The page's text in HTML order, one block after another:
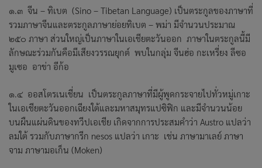
๑.๓ จีน – ทิเบต (Sino – Tibetan Language) เป็นตระกูลของภาษาที่
รวมภาษาจีนและตระกูลภาษาย่อยทิเบต – พม่า มีจำนวนประมาณ
๒๕๐ ภาษา ส่วนใหญ่เป็นภาษาในเอเชียตะวันออก ภาษาในตระกูลนี้มี
ลักษณะร่วมกันคือมีเสียงวรรณยุกต์ พบในกลุ่ม จีนฮ่อ กะเหรี่ยง ลีซอ
มูเซอ อาข่า อีก้อ
๑.๔ ออสโตรเนเชี่ยน เป็นตระกูลภาษาที่มีผู้พูดกระจายไปทั่วหมู่เกาะ
ในเอเชียตะวันออกเฉียงใต้และมหาสมุทรแปซิฟิก และมีจำนวนน้อย
บนผืนแผ่นดินของทวีปเอเชีย เกิดจากการประสมคำว่า Austro แปลว่า
ลมใต้ รวมกับภาษากรีก nesos แปลว่า เกาะ เช่น ภาษามาเลย์ ภาษา
จาม ภาษามอเก็น (Moken)